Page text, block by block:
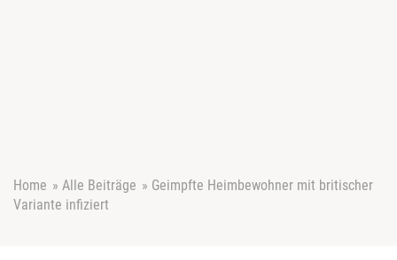
Home » Alle Beiträge » Geimpfte Heimbewohner mit britischer
Variante infiziert